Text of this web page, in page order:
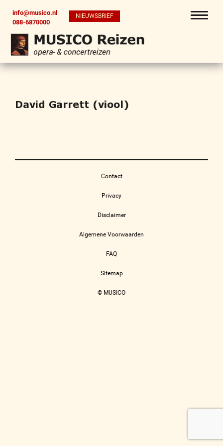
info@musico.nl
088-6870000
NIEUWSBRIEF
David Garrett (viool)
Contact
Privacy
Disclaimer
Algemene Voorwaarden
FAQ
Sitemap
© MUSICO